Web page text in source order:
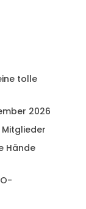
tolle
2026
Hände